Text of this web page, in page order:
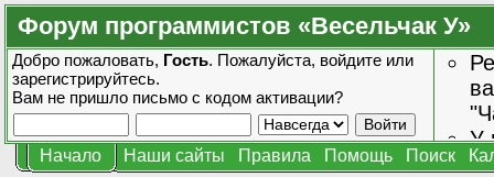
Форум программистов «Весельчак У»
Добро пожаловать, Гость. Пожалуйста, войдите или
зарегистрируйтесь.
Вам не пришло письмо с кодом активации?
У
Начало Наши сайты Правила Помощь Поиск